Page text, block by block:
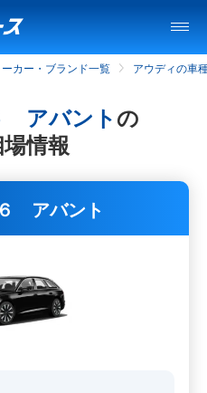
ーカー・ブランド一覧 アウディの車
アバント の
情報
アバント